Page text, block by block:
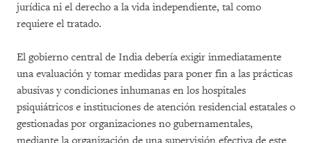
jurídica ni el derecho a la vida independiente, tal como
requiere el tratado.
El gobierno central de India debería exigir inmediatamente
una evaluación y tomar medidas para poner fin a las prácticas
abusivas y condiciones inhumanas en los hospitales
psiquiátricos e instituciones de atención residencial estatales o
gestionadas por organizaciones no gubernamentales,